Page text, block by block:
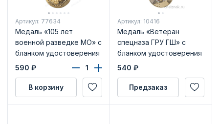
Артикул: 77634
Медаль «105 лет
военной разведке МО» с
бланком удостоверения
590 ₽
В корзину
Артикул: 10416
Медаль «Ветеран
спецназа ГРУ ГШ» с
бланком удостоверения
540 ₽
Предзаказ